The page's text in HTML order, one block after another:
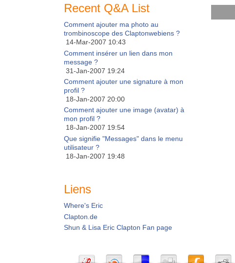
Recent Q&A List
Comment ajouter ma photo au
trombinoscope des Claptonwebiens ?
14-Mar-2007 10:43
Comment insérer un lien dans mon
message ?
31-Jan-2007 19:24
Comment ajouter une signature à mon
profil ?
18-Jan-2007 20:00
Comment ajouter une image (avatar) à
mon profil ?
18-Jan-2007 19:54
Que signifie "Messages" dans le menu
utilisateur ?
18-Jan-2007 19:48
Liens
Where's Eric
Clapton.de
Shun & Lisa Eric Clapton Fan page